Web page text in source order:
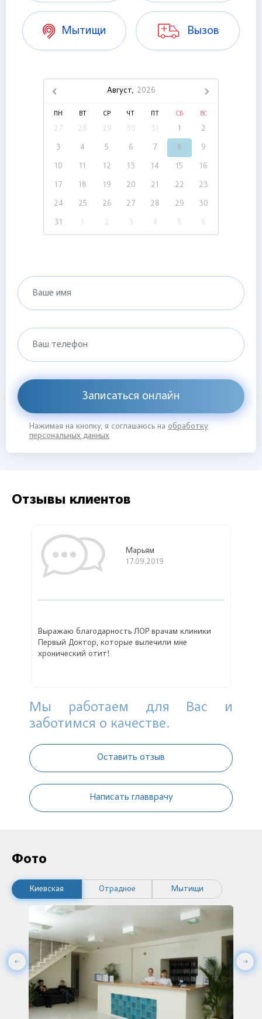
Мытищи Вызов
Август, 2026
ПН ВТ СР ЧТ СБ ВС
27 28 29 30 31 1 2
3 4 5 6 7 8 9
10 11 12 13 14 15 16
17 18 19 20 21 22 23
24 25 26 27 28 29 30
31 1 2 3 4 5 6
Ваше имя
Ваш телефон
Записаться онлайн
Нажимая на кнопку, я соглашаюсь на обработку
персональных данных
Отзывы клиентов
Марьям
17.09.2019
Выражаю благодарность ЛОР врачам клиники
Первый Доктор, которые вылечили мне
хронический отит!
Мы работаем для Вас и
заботимся о качестве.
Оставить отзыв
Написать главврачу
Фото
Киевская Отрадное Мытищи